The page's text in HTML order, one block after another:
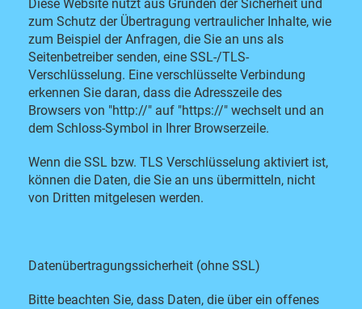
Diese Website nutzt aus Gründen der Sicherheit und
zum Schutz der Übertragung vertraulicher Inhalte, wie
zum Beispiel der Anfragen, die Sie an uns als
Seitenbetreiber senden, eine SSL-/TLS-
Verschlüsselung. Eine verschlüsselte Verbindung
erkennen Sie daran, dass die Adresszeile des
Browsers von "http://" auf "https://" wechselt und an
dem Schloss-Symbol in Ihrer Browserzeile.
Wenn die SSL bzw. TLS Verschlüsselung aktiviert ist,
können die Daten, die Sie an uns übermitteln, nicht
von Dritten mitgelesen werden.
Datenübertragungssicherheit (ohne SSL)
Bitte beachten Sie, dass Daten, die über ein offenes